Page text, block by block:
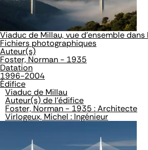
Viaduc de Millau, vue d'ensemble dans
Fichiers photographiques
Auteur(s)
Foster, Norman - 1935
Datation
1996-2004
Édifice
Viaduc de Millau
Auteur(s) de l'édifice
Foster, Norman - 1935 : Architecte
Virlogeux, Michel : Ingénieur